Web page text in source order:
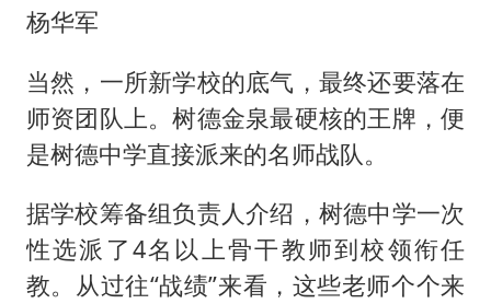
杨华军
当然，一所新学校的底气，最终还要落在
师资团队上。树德金泉最硬核的王牌，便
是树德中学直接派来的名师战队。
据学校筹备组负责人介绍，树德中学一次
性选派了4名以上骨干教师到校领衔任
教。从过往“战绩”来看，这些老师个个来